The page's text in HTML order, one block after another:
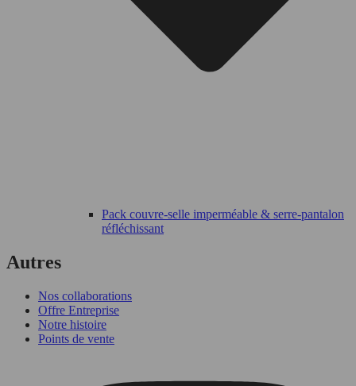
Pack couvre-selle imperméable & serre-pantalon
réfléchissant
Autres
Nos collaborations
Offre Entreprise
Notre histoire
Points de vente